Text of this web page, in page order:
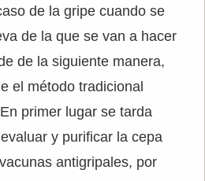
de la gripe cuando se
de la que se van a hacer
de la siguiente manera,
el método tradicional
primer lugar se tarda
y purificar la cepa
antigripales, por